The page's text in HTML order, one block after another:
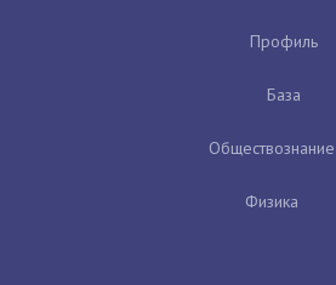
Профиль
База
Обществознание
Физика